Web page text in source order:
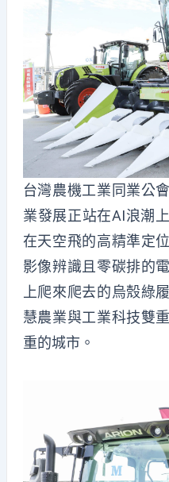
台灣農機工業同業公
業發展正站在AI浪潮
在天空飛的高精準定
影像辨識且零碳排的
上爬來爬去的烏殼綠
慧農業與工業科技雙
重的城市。